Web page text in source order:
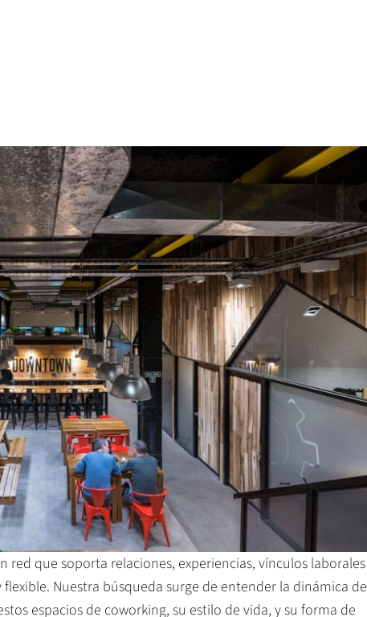
red que soporta relaciones, experiencias, vínculos laborales
Nuestra búsqueda surge de entender la dinámica de
espacios de coworking, su estilo de vida, y su forma de